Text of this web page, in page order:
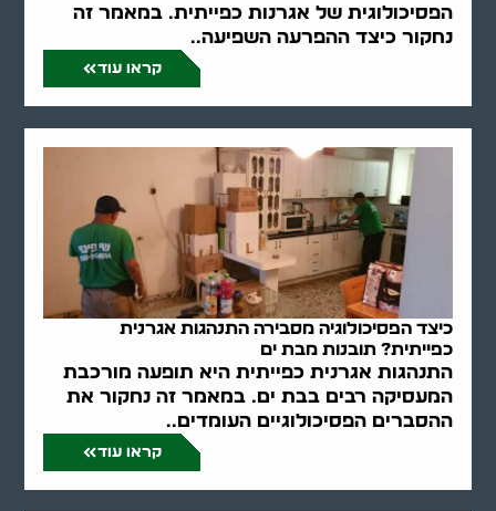
הפסיכולוגית של אגרנות כפייתית. במאמר זה
נחקור כיצד ההפרעה השפיעה..
קראו עוד
כיצד הפסיכולוגיה מסבירה התנהגות אגרנית
כפייתית? תובנות מבת ים
התנהגות אגרנית כפייתית היא תופעה מורכבת
המעסיקה רבים בבת ים. במאמר זה נחקור את
ההסברים הפסיכולוגיים העומדים..
קראו עוד